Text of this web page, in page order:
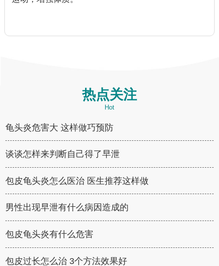
热点关注
Hot
龟头炎危害大 这样做巧预防
谈谈怎样来判断自己得了早泄
包皮龟头炎怎么医治 医生推荐这样做
男性出现早泄有什么病因造成的
包皮龟头炎有什么危害
包皮过长怎么治 3个方法效果好